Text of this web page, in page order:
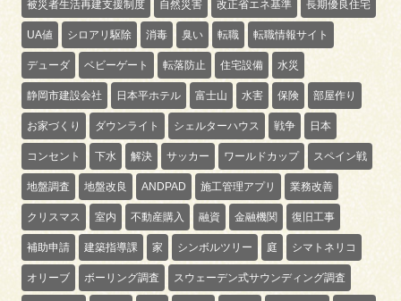
被災者生活再建支援制度 自然災害 改正省エネ基準 長期優良住宅
UA値 シロアリ駆除 消毒 臭い 転職 転職情報サイト
デューダ ベビーゲート 転落防止 住宅設備 水災
静岡市建設会社 日本平ホテル 富士山 水害 保険 部屋作り
お家づくり ダウンライト シェルターハウス 戦争 日本
コンセント 下水 解決 サッカー ワールドカップ スペイン戦
地盤調査 地盤改良 ANDPAD 施工管理アプリ 業務改善
クリスマス 室内 不動産購入 融資 金融機関 復旧工事
補助申請 建築指導課 家 シンボルツリー 庭 シマトネリコ
オリーブ ボーリング調査 スウェーデン式サウンディング調査